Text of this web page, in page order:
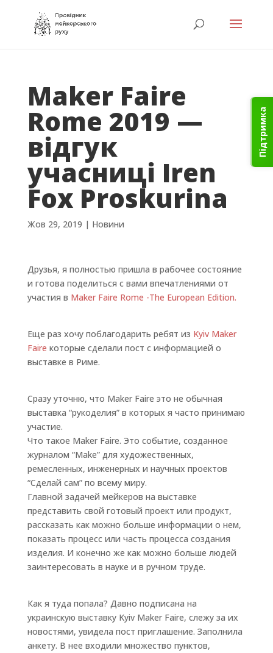
Підтримка
Maker Faire
Rome 2019 —
відгук
учасниці Iren
Fox Proskurina
Жов 29, 2019 | Новини
Друзья, я полностью пришла в рабочее состояние
и готова поделиться с вами впечатлениями от
участия в Maker Faire Rome -The European Edition.
Еще раз хочу поблагодарить ребят из Kyiv Maker
Faire которые сделали пост с информацией о
выставке в Риме.
Сразу уточню, что Maker Faire это не обычная
выставка “рукоделия” в которых я часто принимаю
участие.
Что такое Maker Faire. Это событие, созданное
журналом “Make” для художественных,
ремесленных, инженерных и научных проектов
“Сделай сам” по всему миру.
Главной задачей мейкеров на выставке
представить свой готовый проект или продукт,
рассказать как можно больше информации о нем,
показать процесс или часть процесса создания
изделия. И конечно же как можно больше людей
заинтересовать в науке и в ручном труде.
Как я туда попала? Давно подписана на
украинскую выставку Kyiv Maker Faire, слежу за их
новостями, увидела пост приглашение. Заполнила
анкету. В нее входили множество пунктов,